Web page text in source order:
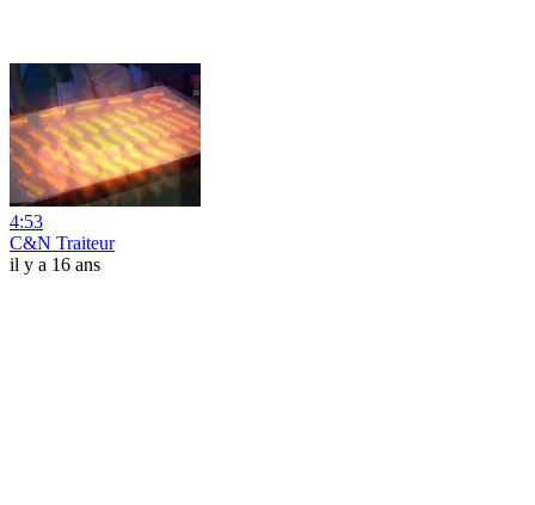
4:53
C&N Traiteur
il y a 16 ans